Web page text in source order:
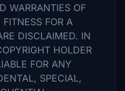
WARRANTIES OF
FOR A
DISCLAIMED. IN
HOLDER
FOR ANY
SPECIAL,